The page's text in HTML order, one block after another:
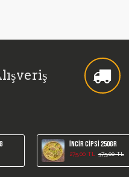
İncir Cipsi 250gr
275,00 TL 375,00 TL